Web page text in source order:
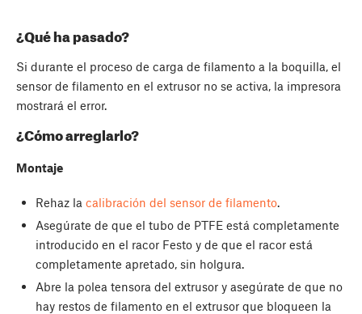
¿Qué ha pasado?
Si durante el proceso de carga de filamento a la boquilla, el
sensor de filamento en el extrusor no se activa, la impresora
mostrará el error.
¿Cómo arreglarlo?
Montaje
Rehaz la calibración del sensor de filamento.
Asegúrate de que el tubo de PTFE está completamente
introducido en el racor Festo y de que el racor está
completamente apretado, sin holgura.
Abre la polea tensora del extrusor y asegúrate de que no
hay restos de filamento en el extrusor que bloqueen la